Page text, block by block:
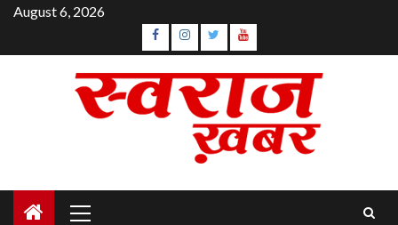
Skip
content
August 6, 2026
Facebook
Instagram
TwitterYouTube
Menu